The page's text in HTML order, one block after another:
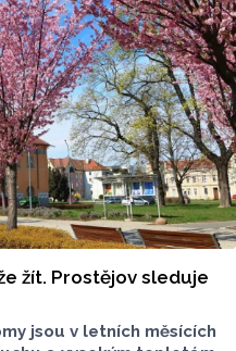
žít. Prostějov sleduje
jsou v letních měsících